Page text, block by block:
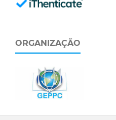
ORGANIZAÇÃO